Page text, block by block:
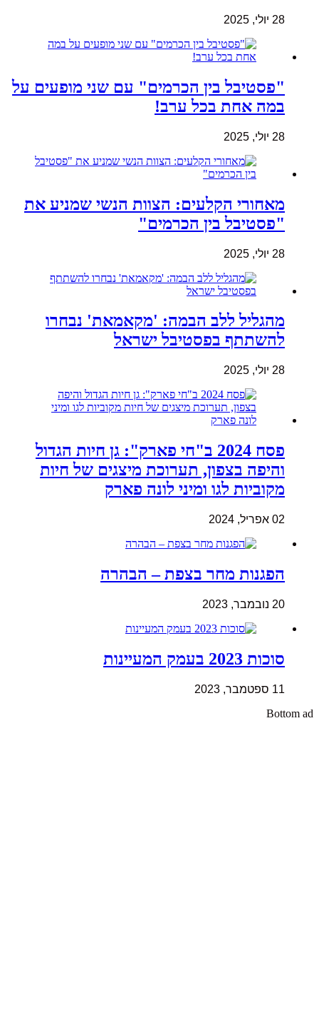
28 יולי, 2025
"פסטיבל בין הכרמים" עם שני מופעים על
במה אחת בכל ערב!
28 יולי, 2025
מאחורי הקלעים: הצוות הנשי שמניע את
"פסטיבל בין הכרמים"
28 יולי, 2025
מהגליל ללב הבמה: 'מקאמאת' נבחרו
להשתתף בפסטיבל ישראל
28 יולי, 2025
פסח 2024 ב"חי פארק": גן חיות הגדול
והיפה בצפון, תערוכת מיצגים של חיות
מקוביות לגו ומיני לונה פארק
02 אפריל, 2024
הפגנות מחר בצפת – הבהרה
20 נובמבר, 2023
סוכות 2023 בעמק המעיינות
11 ספטמבר, 2023
Bottom ad